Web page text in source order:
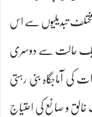
تبدیلیوں سے اس
ایک حالت سے دوسری
کی آماجگاہ بنی رہتی
و صانع کی احتیاج